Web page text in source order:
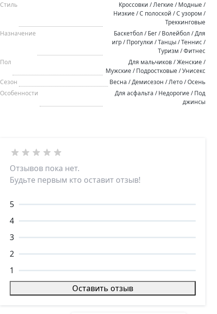
Стиль
Кроссовки / Легкие / Модные /
Низкие / С полоской / С узором /
Треккинговые
Назначение
Баскетбол / Бег / Волейбол / Для
игр / Прогулки / Танцы / Теннис /
Туризм / Фитнес
Пол
Для мальчиков / Женские /
Мужские / Подростковые / Унисекс
Сезон
Весна / Демисезон / Лето / Осень
Особенности
Для асфальта / Недорогие / Под
джинсы
Отзывов пока нет.
Будьте первым кто оставит отзыв!
5
4
3
2
1
Оставить отзыв